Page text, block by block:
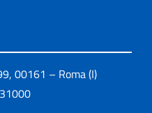
00161 – Roma (I)